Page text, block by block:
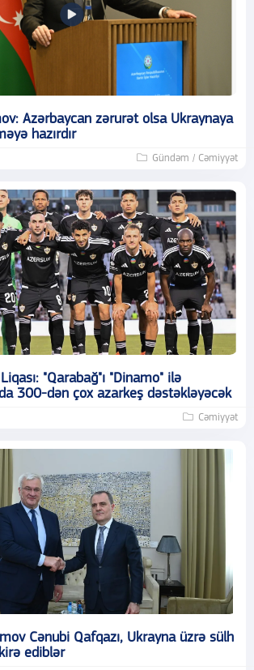
Azərbaycan zərurət olsa Ukraynaya
hazırdır
Gündəm / Cəmiyyət
"Qarabağ"ı "Dinamo" ilə
300-dən çox azarkeş dəstəkləyəcək
Cəmiyyət
Cənubi Qafqazı, Ukrayna üzrə sülh
ediblər